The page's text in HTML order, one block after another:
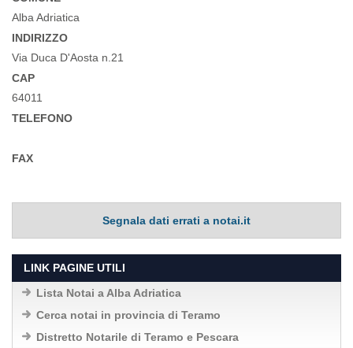
Alba Adriatica
INDIRIZZO
Via Duca D'Aosta n.21
CAP
64011
TELEFONO
FAX
Segnala dati errati a notai.it
LINK PAGINE UTILI
Lista Notai a Alba Adriatica
Cerca notai in provincia di Teramo
Distretto Notarile di Teramo e Pescara